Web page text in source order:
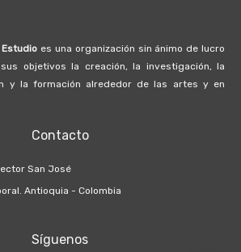
Estudio es una organización sin ánimo de lucro
objetivos la creación, la investigación, la
y la formación alrededor de las artes y en
Contacto
San José
Antioquia - Colombia
Síguenos